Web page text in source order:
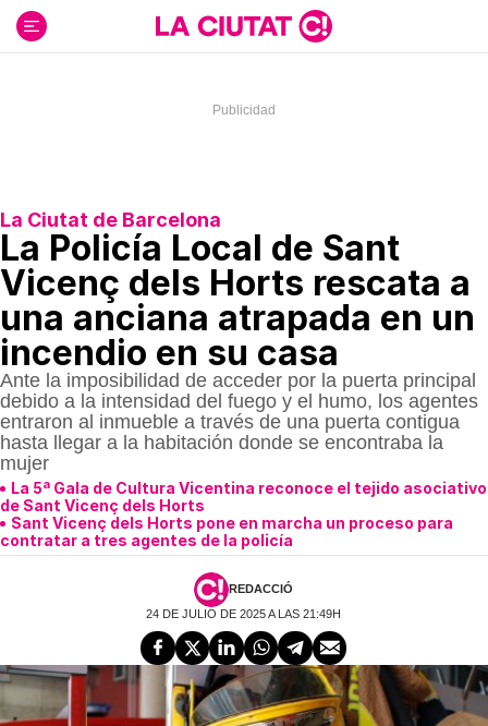
contenido
La Ciutat de Barcelona
La Policía Local de Sant
Vicenç dels Horts rescata a
una anciana atrapada en un
incendio en su casa
Ante la imposibilidad de acceder por la puerta principal
debido a la intensidad del fuego y el humo, los agentes
entraron al inmueble a través de una puerta contigua
hasta llegar a la habitación donde se encontraba la
mujer
La 5ª Gala de Cultura Vicentina reconoce el tejido asociativo
de Sant Vicenç dels Horts
Sant Vicenç dels Horts pone en marcha un proceso para
contratar a tres agentes de la policía
REDACCIÓ
24 DE JULIO DE 2025 A LAS 21:49H